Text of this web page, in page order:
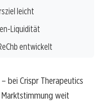
leicht
Liquidität
entwickelt
bei Crispr Therapeutics
weit